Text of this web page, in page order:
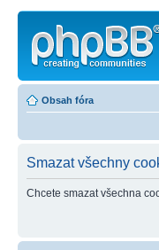
Obsah fóra
Smazat všechny
Chcete smazat všechna